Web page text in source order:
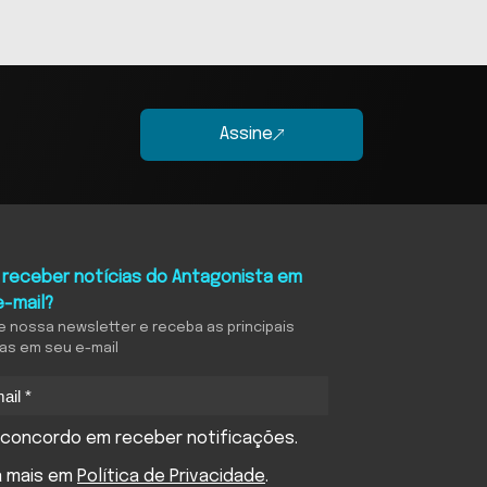
Assine
receber notícias do Antagonista em
mail?
nossa newsletter e receba as principais
em seu e-mail
em receber notificações.
mais em Política de Privacidade.